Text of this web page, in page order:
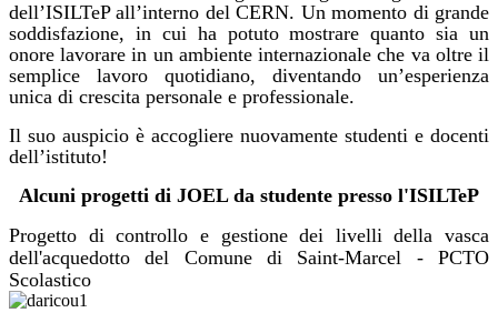
dell’ISILTeP all’interno del CERN. Un momento di grande
soddisfazione, in cui ha potuto mostrare quanto sia un
onore lavorare in un ambiente internazionale che va oltre il
semplice lavoro quotidiano, diventando un’esperienza
unica di crescita personale e professionale.
Il suo auspicio è accogliere nuovamente studenti e docenti
dell’istituto!
Alcuni progetti di JOEL da studente presso l'ISILTeP
Progetto di controllo e gestione dei livelli della vasca
dell'acquedotto del Comune di Saint-Marcel - PCTO
Scolastico